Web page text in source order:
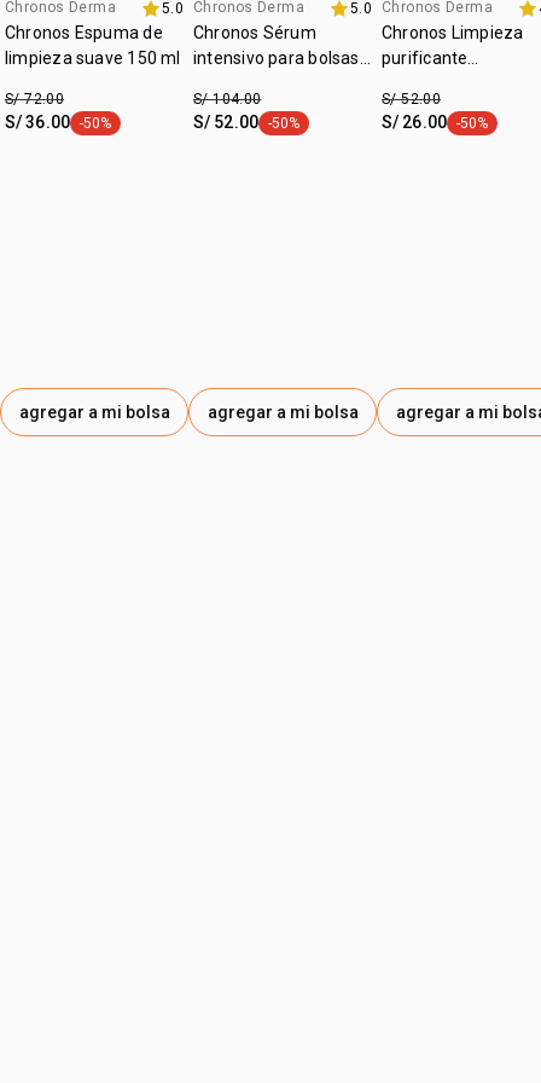
• zona de aplicáción: rostro y cuello
-20% x s/139
Chronos Derma 5.0
Chronos Espuma de
limpieza suave 150 ml
S/ 72.00
S/ 36.00 etiqueta -50%
-50%
agregar a mi bolsa
exclusivo grati
Chronos Derma 5.0
Chronos Sérum
intensivo para bolsas
S/ 104.00
S/ 52.00 etiqueta -50%
-50%
agregar a mi bolsa
exclusivo grati
Chronos Derma
Chronos Limpieza
purificante
S/ 52.00
S/ 26.00 etiqueta -
-50%
agregar a mi